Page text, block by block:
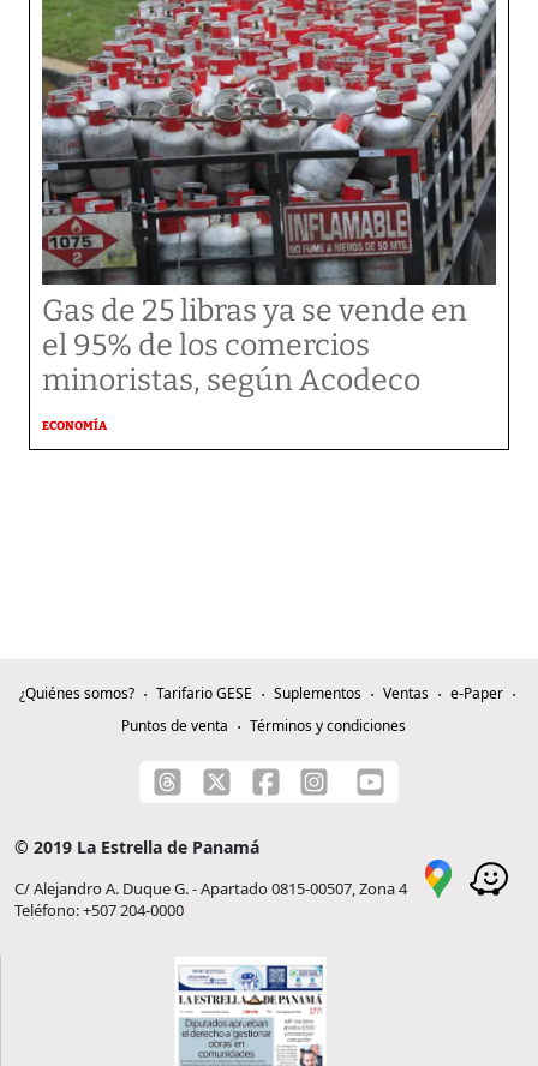
Gas de 25 libras ya se vende en
el 95% de los comercios
minoristas, según Acodeco
ECONOMÍA
¿Quiénes somos? Tarifario GESE Suplementos Ventas
e-Paper
Puntos de venta
Términos y condiciones
© 2019 La Estrella de Panamá
C/ Alejandro A. Duque G. - Apartado 0815-00507, Zona 4
Teléfono: +507 204-0000